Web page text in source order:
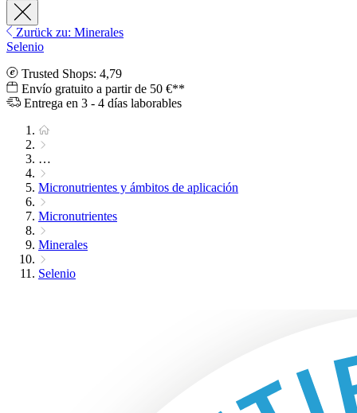
Zurück zu: Minerales
Selenio
Trusted Shops: 4,79
Envío gratuito a partir de 50 €**
Entrega en 3 - 4 días laborables
…
Micronutrientes y ámbitos de aplicación
Micronutrientes
Minerales
Selenio